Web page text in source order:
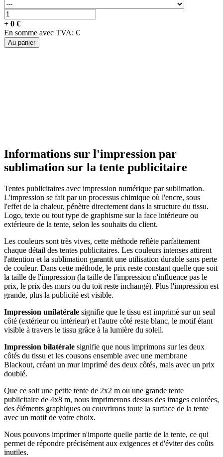
+ 0 €
En somme avec TVA: €
Au panier
Informations sur l'impression par
sublimation sur la tente publicitaire
Tentes publicitaires avec impression numérique par sublimation.
L'impression se fait par un processus chimique où l'encre, sous
l'effet de la chaleur, pénètre directement dans la structure du tissu.
Logo, texte ou tout type de graphisme sur la face intérieure ou
extérieure de la tente, selon les souhaits du client.
Les couleurs sont très vives, cette méthode reflète parfaitement
chaque détail des tentes publicitaires. Les couleurs intenses attirent
l'attention et la sublimation garantit une utilisation durable sans perte
de couleur. Dans cette méthode, le prix reste constant quelle que soit
la taille de l'impression (la taille de l'impression n'influence pas le
prix, le prix des murs ou du toit reste inchangé). Plus l'impression est
grande, plus la publicité est visible.
Impression unilatérale signifie que le tissu est imprimé sur un seul
côté (extérieur ou intérieur) et l'autre côté reste blanc, le motif étant
visible à travers le tissu grâce à la lumière du soleil.
Impression bilatérale signifie que nous imprimons sur les deux
côtés du tissu et les cousons ensemble avec une membrane
Blackout, créant un mur imprimé des deux côtés, mais avec un prix
doublé.
Que ce soit une petite tente de 2x2 m ou une grande tente
publicitaire de 4x8 m, nous imprimerons dessus des images colorées,
des éléments graphiques ou couvrirons toute la surface de la tente
avec un motif de votre choix.
Nous pouvons imprimer n'importe quelle partie de la tente, ce qui
permet de répondre précisément aux exigences et d'éviter des coûts
inutiles.